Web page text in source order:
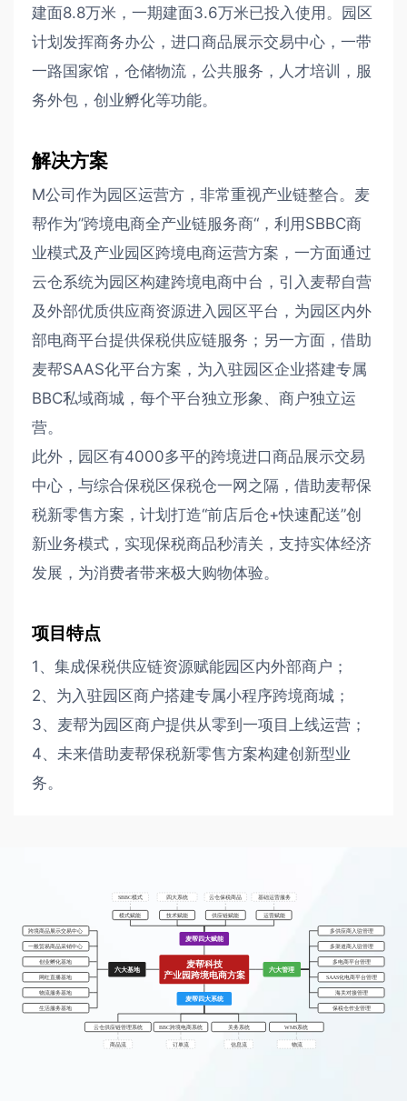
建面8.8万米，一期建面3.6万米已投入使用。园区
计划发挥商务办公，进口商品展示交易中心，一带
一路国家馆，仓储物流，公共服务，人才培训，服
务外包，创业孵化等功能。
解决方案
M公司作为园区运营方，非常重视产业链整合。麦
帮作为”跨境电商全产业链服务商“，利用SBBC商
业模式及产业园区跨境电商运营方案，一方面通过
云仓系统为园区构建跨境电商中台，引入麦帮自营
及外部优质供应商资源进入园区平台，为园区内外
部电商平台提供保税供应链服务；另一方面，借助
麦帮SAAS化平台方案，为入驻园区企业搭建专属
BBC私域商城，每个平台独立形象、商户独立运
营。
此外，园区有4000多平的跨境进口商品展示交易
中心，与综合保税区保税仓一网之隔，借助麦帮保
税新零售方案，计划打造“前店后仓+快速配送”创
新业务模式，实现保税商品秒清关，支持实体经济
发展，为消费者带来极大购物体验。
项目特点
1、集成保税供应链资源赋能园区内外部商户；
2、为入驻园区商户搭建专属小程序跨境商城；
3、麦帮为园区商户提供从零到一项目上线运营；
4、未来借助麦帮保税新零售方案构建创新型业
务。